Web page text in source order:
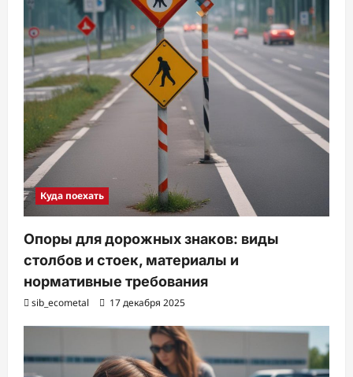
Куда поехать
Опоры для дорожных знаков: виды
столбов и стоек, материалы и
нормативные требования
sib_ecometal 17 декабря 2025